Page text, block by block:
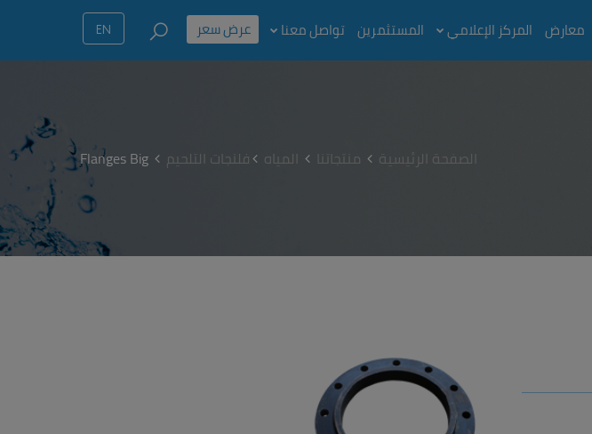
EN معارض المركز الإعلامي المستثمرين تواصل معنا عرض سعر
الصفحة الرئيسية منتجاتنا المياه فلنجات التلحيم Flanges Big